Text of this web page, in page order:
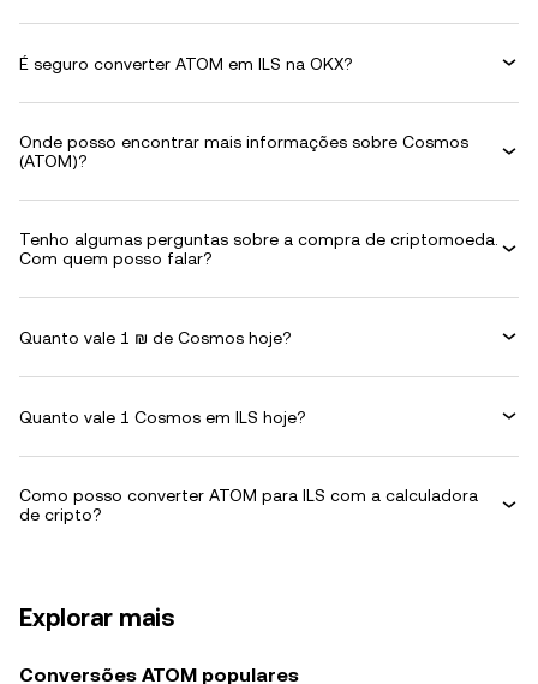
É seguro converter ATOM em ILS na OKX?
Onde posso encontrar mais informações sobre Cosmos
(ATOM)?
Tenho algumas perguntas sobre a compra de criptomoeda.
Com quem posso falar?
Quanto vale 1 ₪ de Cosmos hoje?
Quanto vale 1 Cosmos em ILS hoje?
Como posso converter ATOM para ILS com a calculadora
de cripto?
Explorar mais
Conversões ATOM populares